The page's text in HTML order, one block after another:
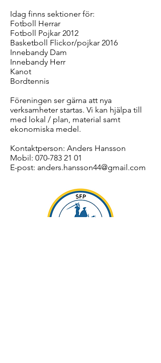
Idag finns sektioner för:​
Fotboll Herrar
Fotboll Pojkar 2012
Basketboll Flickor/pojkar 2016
Innebandy Dam
Innebandy Herr
Kanot
Bordtennis​
Föreningen ser gärna att nya
verksamheter startas. Vi kan hjälpa till
med lokal / plan, material samt
ekonomiska medel.
Kontaktperson: Anders Hansson
Mobil: 070-783 21 01
E-post: anders.hansson44@gmail.com